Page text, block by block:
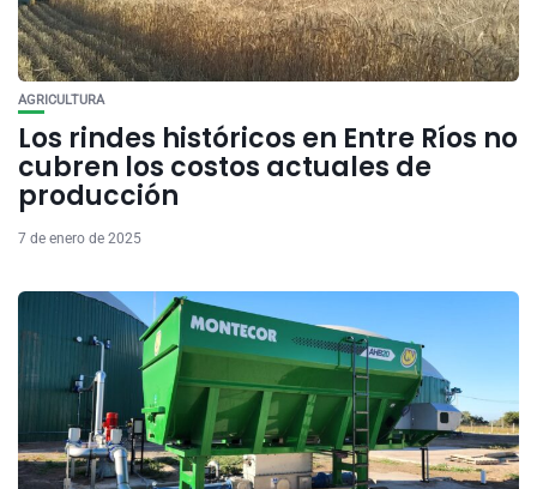
AGRICULTURA
Los rindes históricos en Entre Ríos no
cubren los costos actuales de
producción
7 de enero de 2025